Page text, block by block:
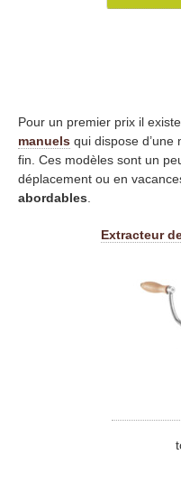
Pour un premier prix il
manuels qui dispose
fin. Ces modèles sont un
déplacement ou en
abordables
Extracteur